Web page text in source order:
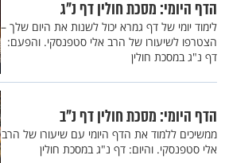
הדף היומי: מסכת חולין דף נ"ג
לימוד יומי של דף גמרא יכול לשנות את היום שלך –
הצטרפו לשיעורו של הרב אלי סטפנסקי. והפעם:
דף נ"ג במסכת חולין
הדף היומי: מסכת חולין דף נ"ב
ממשיכים ללמוד את הדף היומי עם שיעורו של הרב
אלי סטפנסקי. והיום: דף נ"ג במסכת חולין